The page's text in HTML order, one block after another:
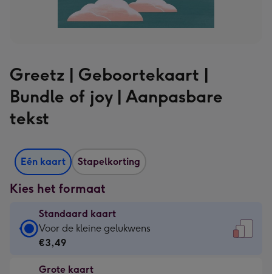
Greetz | Geboortekaart |
Bundle of joy | Aanpasbare
tekst
Eén kaart Stapelkorting
Kies het formaat
Standaard kaart
Standaard
kaart
€3,49
Voor de kleine gelukwens
€3,49
Grote kaart